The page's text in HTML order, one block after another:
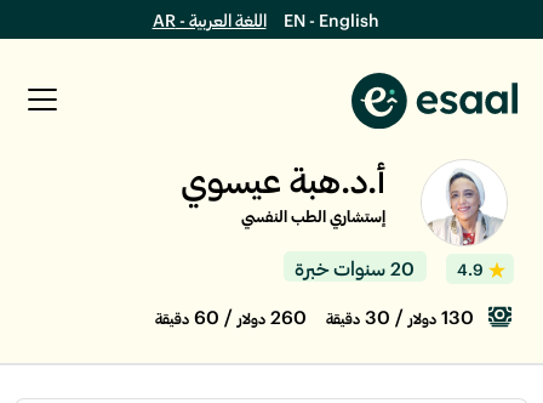
EN - English اللغة العربية - AR
أ.د.هبة عيسوي
إستشاري الطب النفسي
4.9 20 سنوات خبرة
130 دولار / 30 دقيقة دولار / 60 دقيقة